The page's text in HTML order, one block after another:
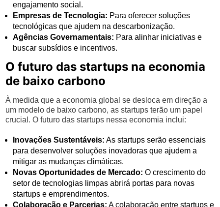
engajamento social.
Empresas de Tecnologia: Para oferecer soluções
tecnológicas que ajudem na descarbonização.
Agências Governamentais: Para alinhar iniciativas e
buscar subsídios e incentivos.
O futuro das startups na economia
de baixo carbono
À medida que a economia global se desloca em direção a
um modelo de baixo carbono, as startups terão um papel
crucial. O futuro das startups nessa economia inclui:
Inovações Sustentáveis: As startups serão essenciais
para desenvolver soluções inovadoras que ajudem a
mitigar as mudanças climáticas.
Novas Oportunidades de Mercado: O crescimento do
setor de tecnologias limpas abrirá portas para novas
startups e emprendimentos.
Colaboração e Parcerias: A colaboração entre startups e